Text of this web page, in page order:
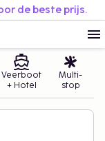
de beste prijs.
Veerboot
+ Hotel
Multi-
stop